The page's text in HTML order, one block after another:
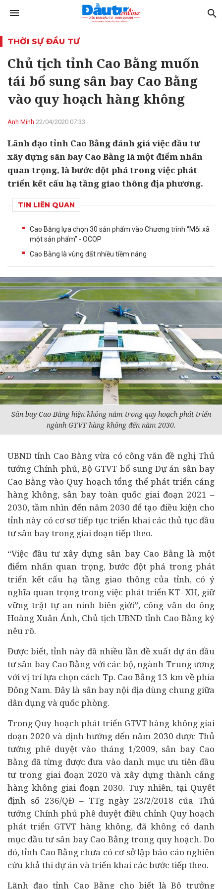
THỜI SỰ ĐẦU TƯ
Chủ tịch tỉnh Cao Bằng muốn
tái bổ sung sân bay Cao Bằng
vào quy hoạch hàng không
Anh Minh 22/04/2020 07:33
Lãnh đạo tỉnh Cao Bằng đánh giá việc đầu tư
xây dựng sân bay Cao Bằng là một điểm nhấn
quan trọng, là bước đột phá trong việc phát
triển kết cấu hạ tầng giao thông địa phương.
TIN LIÊN QUAN
Cao Bằng lựa chọn 30 sản phẩm vào Chương trình “Mỗi xã
một sản phẩm” - OCOP
Cao Bằng là vùng đất nhiều tiềm năng
Sân bay Cao Bằng hiện không nằm trong quy hoạch phát triển
ngành GTVT hàng không đến năm 2030.
UBND tỉnh Cao Bằng vừa có công văn đề nghị Thủ
tướng Chính phủ, Bộ GTVT bổ sungDự án sân bay
Cao Bằng vào Quy hoạch tổng thể phát triển cảng
hàng không, sân bay toàn quốc giai đoạn 2021 –
2030, tầm nhìn đến năm 2030 để tạo điều kiện cho
tỉnh này có cơ sơ tiếp tục triển khai các thủ tục đầu
tưsân bay trong giai đoạn tiếp theo.
“Việc đầu tư xây dựng sân bay Cao Bằng là một
điểm nhấn quan trọng, bước đột phá trong phát
triển kết cấu hạ tầng giao thông của tỉnh, có ý
nghĩa quan trọng trong việc phát triển KT- XH, giữ
vững trật tự an ninh biên giới”, công văn do ông
Hoàng Xuân Ánh, Chủ tịch UBND tỉnh Cao Bằng ký
nêu rõ.
Được biết, tỉnh này đã nhiều lần đề xuất dự án đầu
tư sân bay Cao Bằng với các bộ, ngành Trung ương
với vị trí lựa chọn cách Tp. Cao Bằng 13 km về phía
Đông Nam. Đây là sân bay nội địa dùng chung giữa
dân dụng và quốc phòng.
Trong Quy hoạch phát triển GTVT hàng không giai
đoạn 2020 và định hướng đến năm 2030 được Thủ
tướng phê duyệt vào tháng 1/2009, sân bay Cao
Bằng đã từng được đưa vào danh mục ưu tiên đầu
tư trong giai đoạn 2020 và xây dựng thành cảng
hàng không giai đoạn 2030. Tuy nhiên, tại Quyết
định số 236/QĐ – TTg ngày 23/2/2018 của Thủ
tướng Chính phủ phê duyệt điều chỉnh Quy hoạch
phát triển GTVT hàng không, đã không có danh
mục đầu tư sân bay Cao Bằng trong quy hoạch. Do
đó, tỉnh Cao Bằng chưa có cơ sở lập báo cáo nghiên
cứu khả thi dự án và triển khai các bước tiếp theo.
Lãnh đạo tỉnh Cao Bằng cho biết là Bộ trưởng